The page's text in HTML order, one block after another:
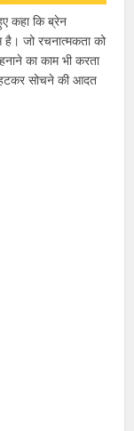
कहा कि ब्रेन
है। जो रचनात्मकता को
का काम भी करता
हटकर सोचने की आदत